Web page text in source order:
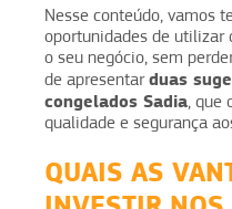
Nesse conteúdo, vamos
oportunidades de utilizar
o seu negócio, sem
de apresentarduas
congelados Sadia, que
qualidade e segurança
QUAIS AS